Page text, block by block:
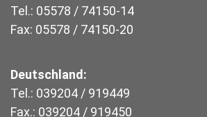
Tel.: 05578 / 74150-14
Fax: 05578 / 74150-20
Deutschland:
Tel.: 039204 / 919449
Fax.: 039204 / 919450